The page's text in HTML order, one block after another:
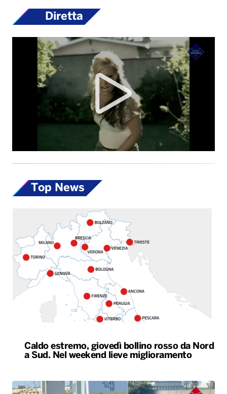
Diretta
Top News
Caldo estremo, giovedì bollino rosso da Nord
a Sud. Nel weekend lieve miglioramento